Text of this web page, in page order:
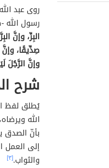
روى عبد
رسول الله
البِرِّ، وإنَّ
صِدِّيقًا،
وإنَّ الرَّجُلَ
شرح
يُطلق لفظ
الله
بأنّ الصدق
إلى العمل
والثواب.[٣]